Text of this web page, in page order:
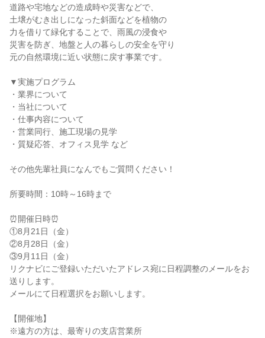
道路や宅地などの造成時や災害などで、
土壌がむき出しになった斜面などを植物の
力を借りて緑化することで、雨風の浸食や
災害を防ぎ、地盤と人の暮らしの安全を守り
元の自然環境に近い状態に戻す事業です。
▼実施プログラム
・業界について
・当社について
・仕事内容について
・営業同行、施工現場の見学
・質疑応答、オフィス見学 など
その他先輩社員になんでもご質問ください！
所要時間：10時～16時まで
⏰開催日時⏰
①8月21日（金）
②8月28日（金）
③9月11日（金）
リクナビにご登録いただいたアドレス宛に日程調整のメールをお
送りします。
メールにて日程選択をお願いします。
【開催地】
※遠方の方は、最寄りの支店営業所